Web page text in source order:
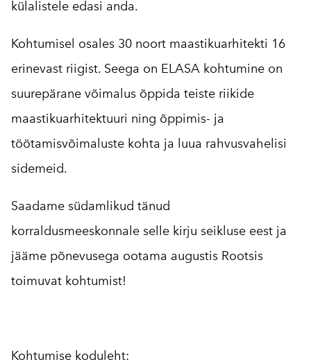
külalistele edasi anda.
Kohtumisel osales 30 noort maastikuarhitekti 16
erinevast riigist. Seega on ELASA kohtumine on
suurepärane võimalus õppida teiste riikide
maastikuarhitektuuri ning õppimis- ja
töötamisvõimaluste kohta ja luua rahvusvahelisi
sidemeid.
Saadame südamlikud tänud
korraldusmeeskonnale selle kirju seikluse eest ja
jääme põnevusega ootama augustis Rootsis
toimuvat kohtumist!
Kohtumise koduleht: